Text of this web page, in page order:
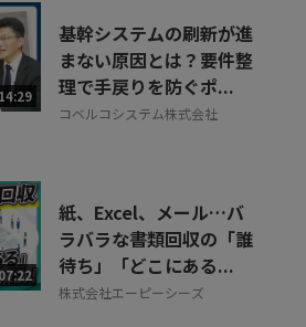
14:29
基幹システムの刷新が進
まない原因とは？要件整
理で手戻りを防ぐポ...
コベルコシステム株式会社
07:22
紙、Excel、メール…バ
ラバラな書類回収の「誰
待ち」「どこにある...
株式会社エーピーシーズ